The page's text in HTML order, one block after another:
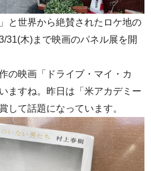
と世界から絶賛されたロケ地の
31(木)まで映画のパネル展を開
の映画「ドライブ・マイ・カ
ますね。昨日は「米アカデミー
して話題になっています。